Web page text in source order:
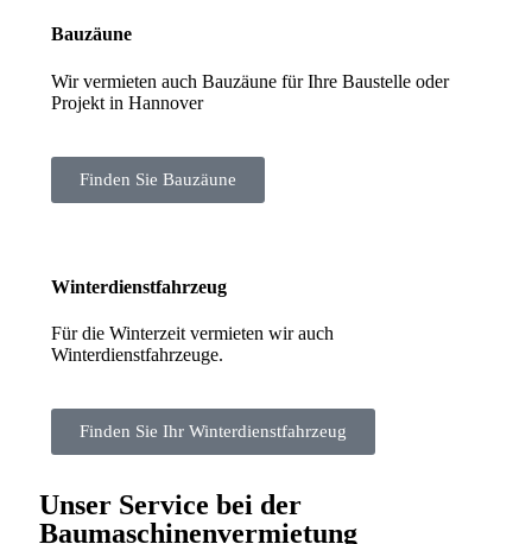
Bauzäune
Wir vermieten auch Bauzäune für Ihre Baustelle oder
Projekt in Hannover
Finden Sie Bauzäune
Winterdienstfahrzeug
Für die Winterzeit vermieten wir auch
Winterdienstfahrzeuge.
Finden Sie Ihr Winterdienstfahrzeug
Unser Service bei der
Baumaschinenvermietung